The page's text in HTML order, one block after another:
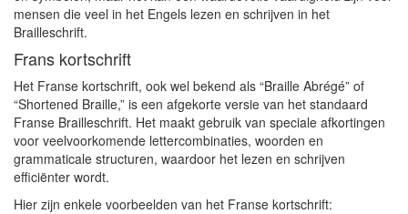
mensen die veel in het Engels lezen en schrijven in het
Brailleschrift.
Frans kortschrift
Het Franse kortschrift, ook wel bekend als “Braille Abrégé” of
“Shortened Braille,” is een afgekorte versie van het standaard
Franse Brailleschrift. Het maakt gebruik van speciale afkortingen
voor veelvoorkomende lettercombinaties, woorden en
grammaticale structuren, waardoor het lezen en schrijven
efficiënter wordt.
Hier zijn enkele voorbeelden van het Franse kortschrift: